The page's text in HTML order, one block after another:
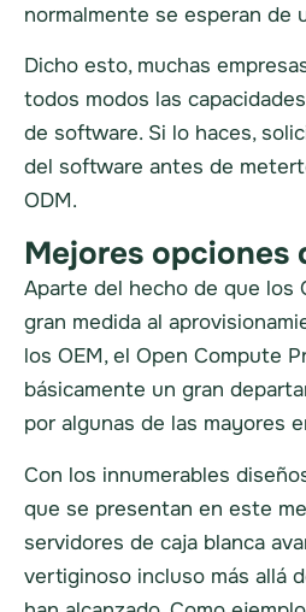
normalmente se esperan de
Dicho esto, muchas
todos modos las
de software. Si lo haces,
del software antes de
ODM.
Mejores opciones
Aparte del hecho de que los
gran medida al
los OEM, el Open Compute
básicamente un gran
por algunas de las mayores
Con los innumerables
que se presentan en este
servidores de caja blanca
vertiginoso incluso más allá